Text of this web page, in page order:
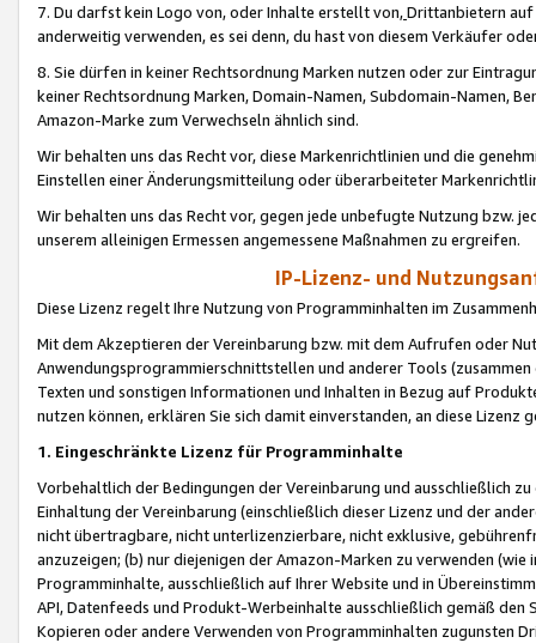
7. Du darfst kein Logo von, oder Inhalte erstellt von,Drittanbietern auf
anderweitig verwenden, es sei denn, du hast von diesem Verkäufer
8. Sie dürfen in keiner Rechtsordnung Marken nutzen oder zur
keiner Rechtsordnung Marken, Domain-Namen, Subdomain-Namen,
Amazon-Marke zum Verwechseln ähnlich sind.
Wir behalten uns das Recht vor, diese Markenrichtlinien und die
Einstellen einer Änderungsmitteilung oder überarbeiteter
Wir behalten uns das Recht vor, gegen jede unbefugte Nutzung bzw.
unserem alleinigen Ermessen angemessene Maßnahmen zu ergreifen.
IP-Lizenz- und
Diese Lizenz regelt Ihre Nutzung von Programminhalten im
Mit dem Akzeptieren der Vereinbarung bzw. mit dem Aufrufen oder
Anwendungsprogrammierschnittstellen und anderer Tools (zusammen
Texten und sonstigen Informationen und Inhalten in Bezug auf
nutzen können, erklären Sie sich damit einverstanden, an diese Lizenz
1. Eingeschränkte Lizenz für Programminhalte
Vorbehaltlich der Bedingungen der Vereinbarung und ausschließlich
Einhaltung der Vereinbarung (einschließlich dieser Lizenz und der
nicht übertragbare, nicht unterlizenzierbare, nicht exklusive,
anzuzeigen; (b) nur diejenigen der Amazon-Marken zu verwenden
Programminhalte, ausschließlich auf Ihrer Website und in
API, Datenfeeds und Produkt-Werbeinhalte ausschließlich gemäß
Kopieren oder andere Verwenden von Programminhalten zugunsten